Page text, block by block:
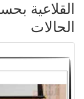
القلاعية
الحالات